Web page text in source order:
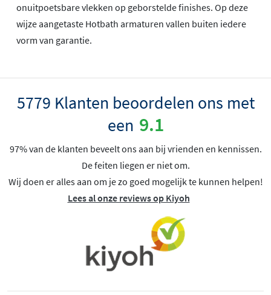
onuitpoetsbare vlekken op geborstelde finishes. Op deze
wijze aangetaste Hotbath armaturen vallen buiten iedere
vorm van garantie.
5779 Klanten beoordelen ons met
een 9.1
97% van de klanten beveelt ons aan bij vrienden en kennissen.
De feiten liegen er niet om.
Wij doen er alles aan om je zo goed mogelijk te kunnen helpen!
Lees al onze reviews op Kiyoh